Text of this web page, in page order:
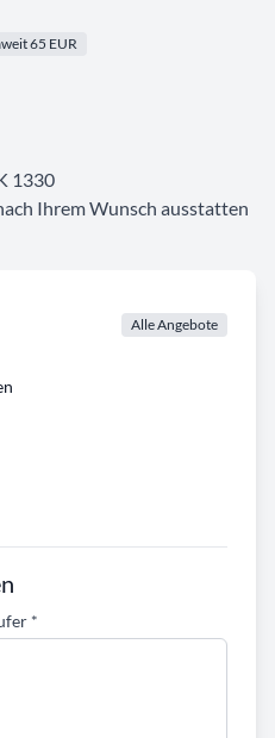
65 EUR
Alle Angebote
*
1330
Ihrem Wunsch ausstatten